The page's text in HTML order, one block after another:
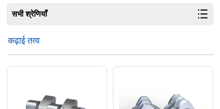
सभी श्रेणियाँ
कढ़ाई तत्व